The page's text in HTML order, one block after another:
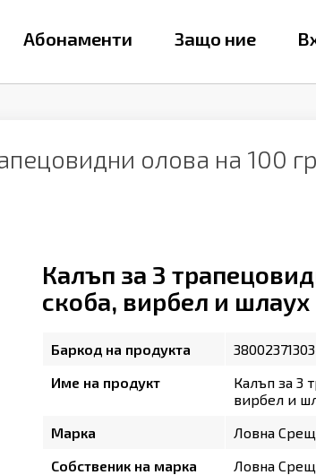
Абонаменти Защо ние
олова на 100
Калъп за 3
скоба, вирбел и шлаух
Баркод на продукта
Име на продукт
Калъп за 3
вирбел и
Марка
Ловна
Собственик на марка
Ловна